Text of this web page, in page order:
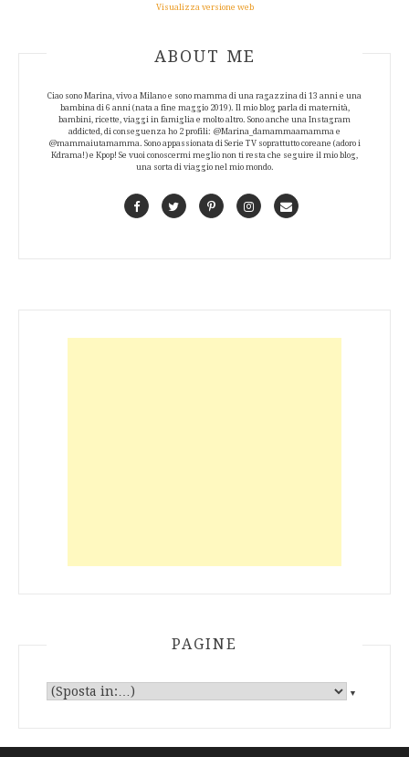
Visualizza versione web
ABOUT AUTHOR
ABOUT ME
Ciao sono Marina, vivo a Milano e sono mamma di una ragazzina di 13 anni e una
bambina di 6 anni (nata a fine maggio 2019). Il mio blog parla di maternità,
bambini, ricette, viaggi in famiglia e molto altro. Sono anche una Instagram
addicted, di conseguenza ho 2 profili: @Marina_damammaamamma e
@mammaiutamamma. Sono appassionata di Serie TV soprattutto coreane (adoro i
Kdrama!) e Kpop! Se vuoi conoscermi meglio non ti resta che seguire il mio blog,
una sorta di viaggio nel mio mondo.
FacebookTwitterPinterestInstagramContact
PAGINE
▼